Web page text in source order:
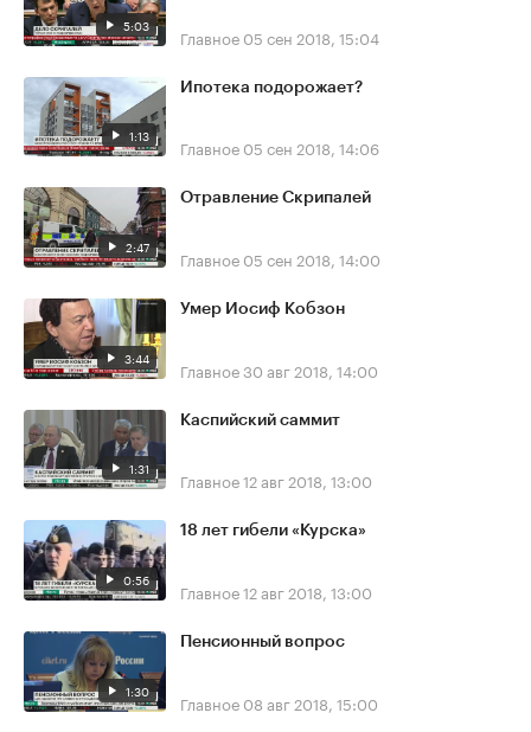
5:03 Главное 05 сен 2018, 15:04
1:13
Ипотека подорожает?
Главное 05 сен 2018, 14:06
2:47
Отравление Скрипалей
Главное 05 сен 2018, 14:00
3:44
Умер Иосиф Кобзон
Главное30 авг 2018, 14:00
1:31
Каспийский саммит
Главное12 авг 2018, 13:00
0:56
18 лет гибели «Курска»
Главное12 авг 2018, 13:00
1:30
Пенсионный вопрос
Главное 08 авг 2018, 15:00